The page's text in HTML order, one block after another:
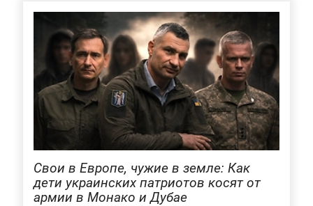
Свои в Европе, чужие в земле: Как
дети украинских патриотов косят от
армии в Монако и Дубае